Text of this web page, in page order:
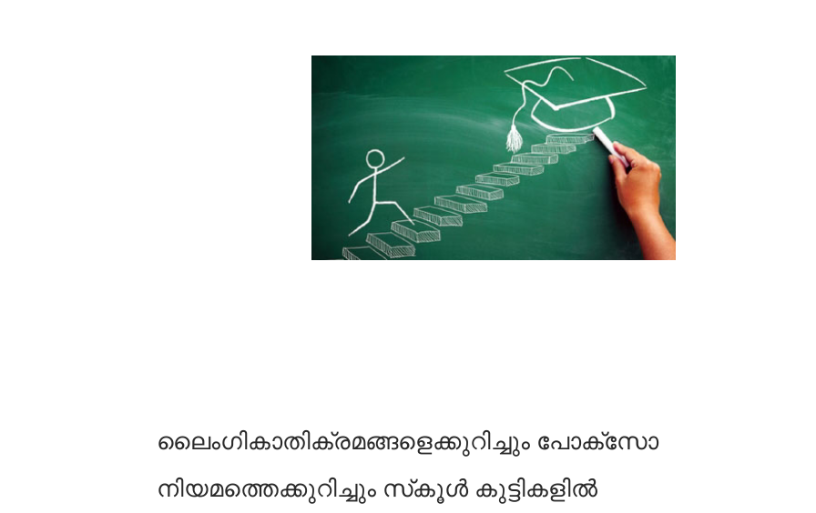
ലൈംഗികാതിക്രമങ്ങളെക്കുറിച്ചും പോക്‌സോ
നിയമത്തെക്കുറിച്ചും സ്‌കൂൾ കുട്ടികളിൽ